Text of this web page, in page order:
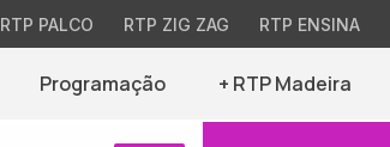
RTP PALCO RTP ZIG ZAG RTP ENSINA
Programação + RTP Madeira